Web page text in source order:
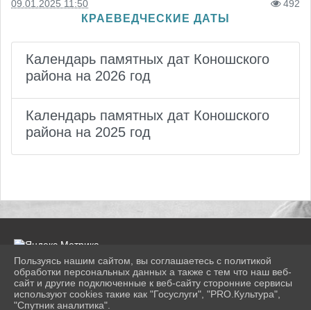
09.01.2025 11:50 492
КРАЕВЕДЧЕСКИЕ ДАТЫ
Календарь памятных дат Коношского
района на 2026 год
Календарь памятных дат Коношского
района на 2025 год
2026 г. konlib.ru
Вход
Пользуясь нашим сайтом, вы соглашаетесь с политикой
обработки персональных данных а также с тем что наш веб-
сайт и другие подключенные к веб-сайту сторонние сервисы
используют cookies такие как "Госуслуги", "PRO.Культура",
"Спутник аналитика".